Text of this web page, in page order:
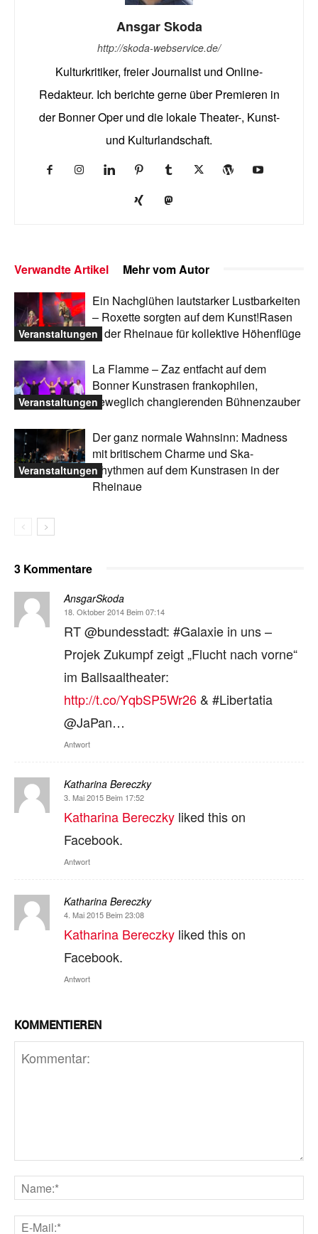
Ansgar Skoda
http://skoda-webservice.de/
Kulturkritiker, freier Journalist und Online-
Redakteur. Ich berichte gerne über Premieren in
der Bonner Oper und die lokale Theater-, Kunst-
und Kulturlandschaft.
Verwandte Artikel Mehr vom Autor
Veranstaltungen
Ein Nachglühen lautstarker Lustbarkeiten
– Roxette sorgten auf dem Kunst!Rasen
in der Rheinaue für kollektive Höhenflüge
Veranstaltungen
La Flamme – Zaz entfacht auf dem
Bonner Kunstrasen frankophilen,
beweglich changierenden Bühnenzauber
Veranstaltungen
Der ganz normale Wahnsinn: Madness
mit britischem Charme und Ska-
Rhythmen auf dem Kunstrasen in der
Rheinaue
3 Kommentare
AnsgarSkoda
18. Oktober 2014 Beim 07:14
RT @bundesstadt: #Galaxie in uns –
Projek Zukumpf zeigt „Flucht nach vorne“
im Ballsaaltheater:
http://t.co/YqbSP5Wr26 & #Libertatia
@JaPan…
Antwort
Katharina Bereczky
3. Mai 2015 Beim 17:52
Katharina Bereczky liked this on
Facebook.
Antwort
Katharina Bereczky
4. Mai 2015 Beim 23:08
Katharina Bereczky liked this on
Facebook.
Antwort
KOMMENTIEREN